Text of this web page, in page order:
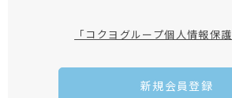
「コクヨグループ個人情報保護
新規会員登録